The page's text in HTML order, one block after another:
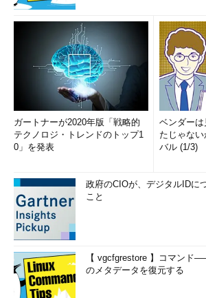
ガートナーが2020年版「戦略的
テクノロジ・トレンドのトップ1
0」を発表
ベンダーは
たじゃな
バル (1/3)
政府のCIOが、デジタルIDに
こと
【 vgcfgrestore 】コマンド
のメタデータを復元する